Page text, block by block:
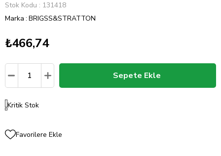
Stok Kodu
131418
Marka : BRIGSS&STRATTON
₺466,74
Kritik Stok
Favorilere Ekle